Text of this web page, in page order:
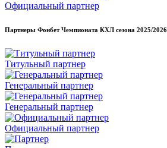
Официальный партнер
Партнеры Фонбет Чемпионата КХЛ сезона 2025/2026
Титульный партнер
Генеральный партнер
Генеральный партнер
Официальный партнер